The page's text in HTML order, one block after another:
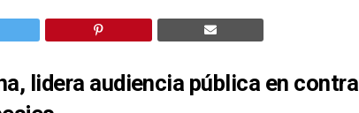
lidera audiencia pública en contra